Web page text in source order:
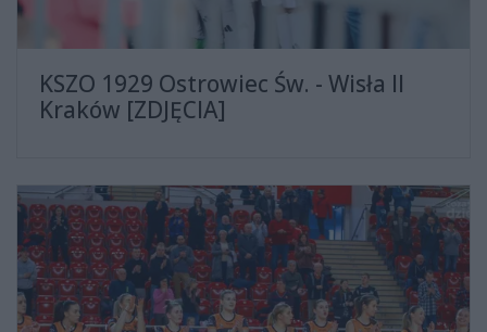
KSZO 1929 Ostrowiec Św. - Wisła II
Kraków [ZDJĘCIA]